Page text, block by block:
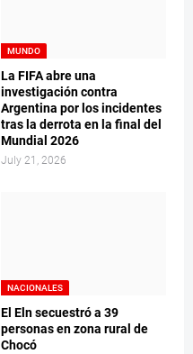
MUNDO
La FIFA abre una
investigación contra
Argentina por los incidentes
tras la derrota en la final del
Mundial 2026
July 21, 2026
NACIONALES
El Eln secuestró a 39
personas en zona rural de
Chocó